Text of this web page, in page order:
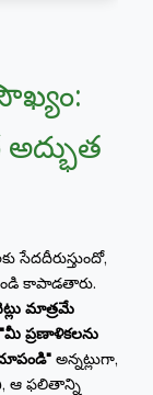
సేదదీరుస్తుందో,
కాపాడతారు.
మాత్రమే
"మీ ప్రణాళికలను
అన్నట్లుగా,
ఆ ఫలితాన్ని